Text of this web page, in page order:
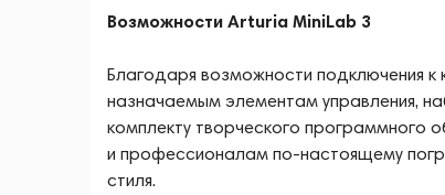
Возможности Arturia MiniLab 3
Благодаря возможности подключения
назначаемым элементам управления,
комплекту творческого программного
и профессионалам по-настоящему
стиля.